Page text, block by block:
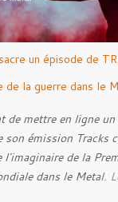
From Beyond
un épisode de
de la guerre dans le
de mettre en ligne
son émission Tracks
l'imaginaire de la
dans le Metal.